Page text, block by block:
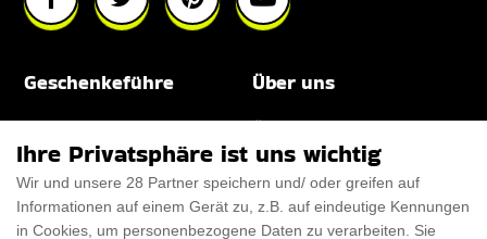
Geschenkeführe
Für Haustiere
Über uns
Rabattcode
Ihre Privatsphäre ist uns wichtig
Wir und unsere 28 Partner speichern und/ oder greifen auf
Informationen auf einem Gerät zu, z.B. auf eindeutige Kennungen
in Cookies, um personenbezogene Daten zu verarbeiten. Sie